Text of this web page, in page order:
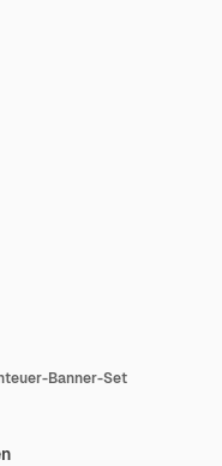
Banner-Set